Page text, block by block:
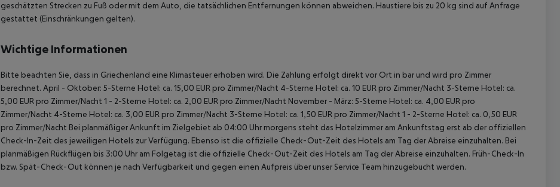
geschätzten Strecken zu Fuß oder mit dem Auto, die tatsächlichen Entfernungen können abweichen. Haustiere bis zu 20 kg sind auf Anfrage
gestattet (Einschränkungen gelten).
Wichtige Informationen
Bitte beachten Sie, dass in Griechenland eine Klimasteuer erhoben wird. Die Zahlung erfolgt direkt vor Ort in bar und wird pro Zimmer
berechnet. April - Oktober: 5-Sterne Hotel: ca. 15,00 EUR pro Zimmer/Nacht 4-Sterne Hotel: ca. 10 EUR pro Zimmer/Nacht 3-Sterne Hotel: ca.
5,00 EUR pro Zimmer/Nacht 1 - 2-Sterne Hotel: ca. 2,00 EUR pro Zimmer/Nacht November - März: 5-Sterne Hotel: ca. 4,00 EUR pro
Zimmer/Nacht 4-Sterne Hotel: ca. 3,00 EUR pro Zimmer/Nacht 3-Sterne Hotel: ca. 1,50 EUR pro Zimmer/Nacht 1 - 2-Sterne Hotel: ca. 0,50 EUR
pro Zimmer/Nacht Bei planmäßiger Ankunft im Zielgebiet ab 04:00 Uhr morgens steht das Hotelzimmer am Ankunftstag erst ab der offiziellen
Check-In-Zeit des jeweiligen Hotels zur Verfügung. Ebenso ist die offizielle Check-Out-Zeit des Hotels am Tag der Abreise einzuhalten. Bei
planmäßigen Rückflügen bis 3:00 Uhr am Folgetag ist die offizielle Check-Out-Zeit des Hotels am Tag der Abreise einzuhalten. Früh-Check-In
bzw. Spät-Check-Out können je nach Verfügbarkeit und gegen einen Aufpreis über unser Service Team hinzugebucht werden.